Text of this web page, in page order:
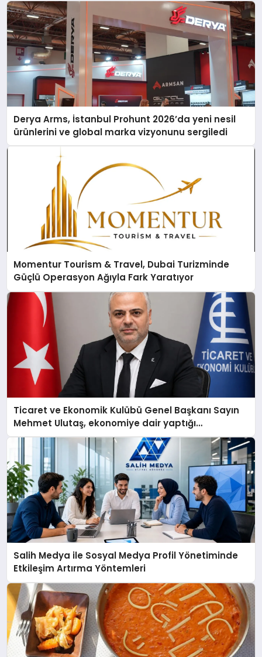
Derya Arms, İstanbul Prohunt 2026’da yeni nesil
ürünlerini ve global marka vizyonunu sergiledi
Momentur Tourism & Travel, Dubai Turizminde
Güçlü Operasyon Ağıyla Fark Yaratıyor
Ticaret ve Ekonomik Kulübü Genel Başkanı Sayın
Mehmet Ulutaş, ekonomiye dair yaptığı
açıklamada şunları kaydetti:
Salih Medya ile Sosyal Medya Profil Yönetiminde
Etkileşim Artırma Yöntemleri